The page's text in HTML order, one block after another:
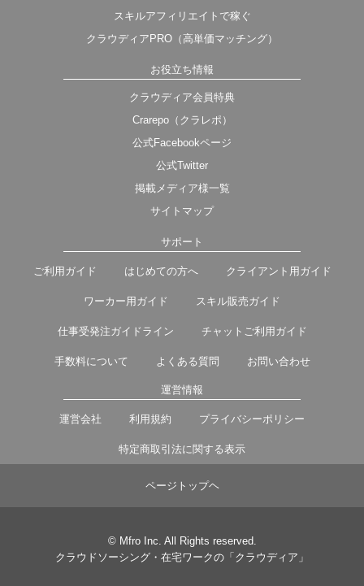
スキルアフィリエイトで稼ぐ
クラウディアPRO（高単価マッチング）
お役立ち情報
クラウディア会員特典
Crarepo（クラレポ）
公式Facebookページ
公式Twitter
掲載メディア様一覧
サイトマップ
サポート
ご利用ガイド はじめての方へ クライアント用ガイド
ワーカー用ガイド スキル販売ガイド
仕事受発注ガイドライン チャットご利用ガイド
手数料について よくある質問 お問い合わせ
運営情報
運営会社 利用規約 プライバシーポリシー
特定商取引法に関する表示
ページトップヘ
© Mfro Inc. All Rights reserved.
クラウドソーシング・在宅ワークの「クラウディア」